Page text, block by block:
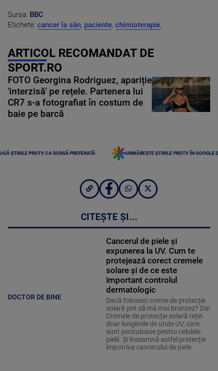
Sursa: BBC
Etichete: cancer la sân, paciente, chimioterapie,
ARTICOL RECOMANDAT DE
SPORT.RO
FOTO Georgina Rodriguez, apariție
'interzisă' pe rețele. Partenera lui
CR7 s-a fotografiat în costum de
baie pe barcă
ȘTIRILE PROTV CA SURSĂ PREFERATĂ URMĂREȘTE ȘTIRILE PROTV ÎN GOOGLE
CITEȘTE ȘI...
DOCTOR DE BINE
Cancerul de piele și
expunerea la UV. Cum te
protejează corect cremele
solare și de ce este
important controlul
dermatologic
Dacă folosesc creme de protecție
solară pot să mă mai bronzez? Da!
Cremele de protecție solară rețin
doar lungimile de unde UV, care
sunt periculoase pentru celulele
pielii. Și înseamnă astfel protecție
împotriva cancerului de piele.